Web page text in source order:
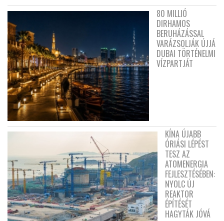
80 MILLIÓ
DIRHAMOS
BERUHÁZÁSSAL
VARÁZSOLJÁK ÚJJÁ
DUBAI TÖRTÉNELMI
VÍZPARTJÁT
KÍNA ÚJABB
ÓRIÁSI LÉPÉST
TESZ AZ
ATOMENERGIA
FEJLESZTÉSÉBEN:
NYOLC ÚJ
REAKTOR
ÉPÍTÉSÉT
HAGYTÁK JÓVÁ